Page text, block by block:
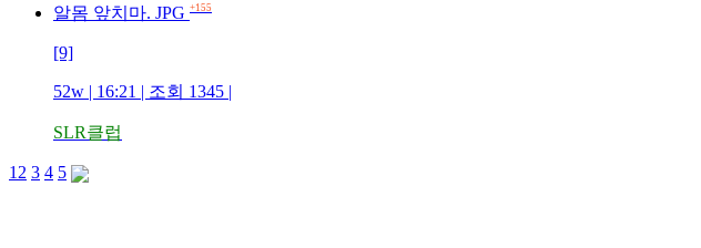
알몸 앞치마. JPG +155
[9]
52w | 16:21 | 조회 1345 |
SLR클럽
1 2 3 4 5